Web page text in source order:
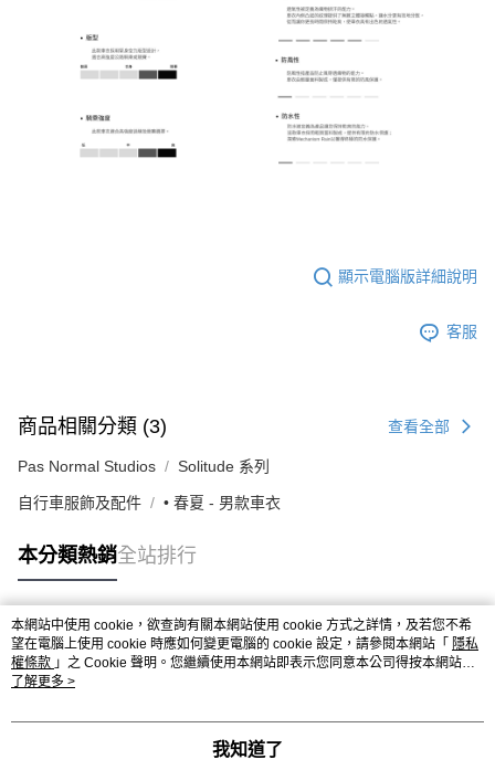
顯示電腦版詳細說明
客服
商品相關分類 (3) 查看全部
Pas Normal Studios Solitude 系列
自行車服飾及配件 • 春夏 - 男款車衣
本分類熱銷全站排行
熱門標籤
本網站中使用 cookie，欲查詢有關本網站使用 cookie 方式之詳情，及若您不希
望在電腦上使用 cookie 時應如何變更電腦的 cookie 設定，請參閱本網站「 隱私
權條款 」之 Cookie 聲明。您繼續使用本網站即表示您同意本公司得按本網站使
用條款之 Cookie 聲明使用 cookie。
了解更多 >
我知道了